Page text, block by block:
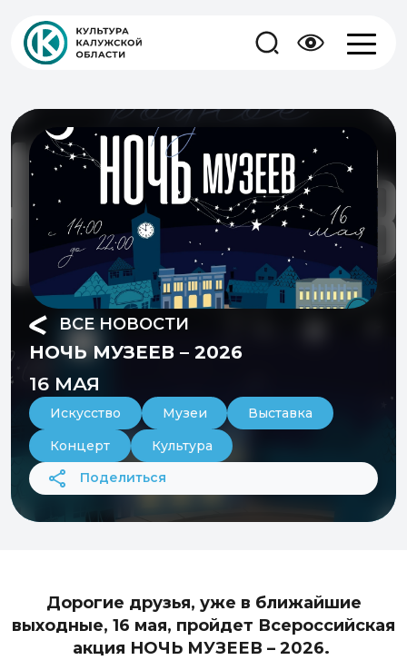
ВСЕ НОВОСТИ
НОЧЬ МУЗЕЕВ – 2026
16 МАЯ
Искусство Музеи
Выставка
Концерт
Культура
Поделиться
Дорогие друзья, уже в ближайшие
выходные, 16 мая, пройдет Всероссийская
акция НОЧЬ МУЗЕЕВ – 2026.